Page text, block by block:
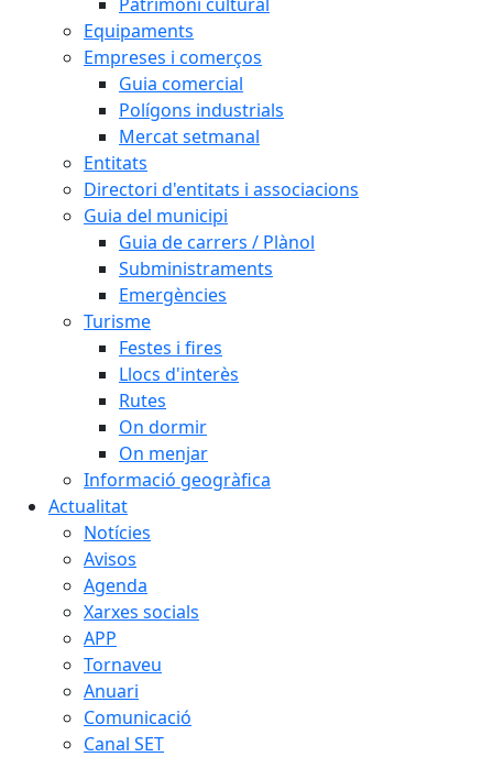
Equipaments
Empreses i comerços
Guia comercial
Polígons industrials
Mercat setmanal
Entitats
Directori d'entitats i associacions
Guia del municipi
Guia de carrers / Plànol
Subministraments
Emergències
Turisme
Festes i fires
Llocs d'interès
Rutes
On dormir
On menjar
Informació geogràfica
Actualitat
Notícies
Avisos
Agenda
Xarxes socials
APP
Tornaveu
Anuari
Comunicació
Canal SET